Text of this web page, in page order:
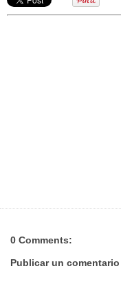
0 Comments:
Publicar un comentario